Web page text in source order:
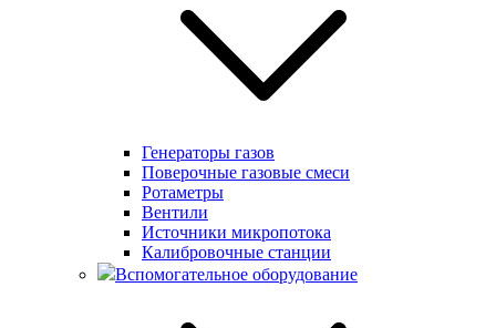
Генераторы газов
Поверочные газовые смеси
Ротаметры
Вентили
Источники микропотока
Калибровочные станции
Вспомогательное оборудование